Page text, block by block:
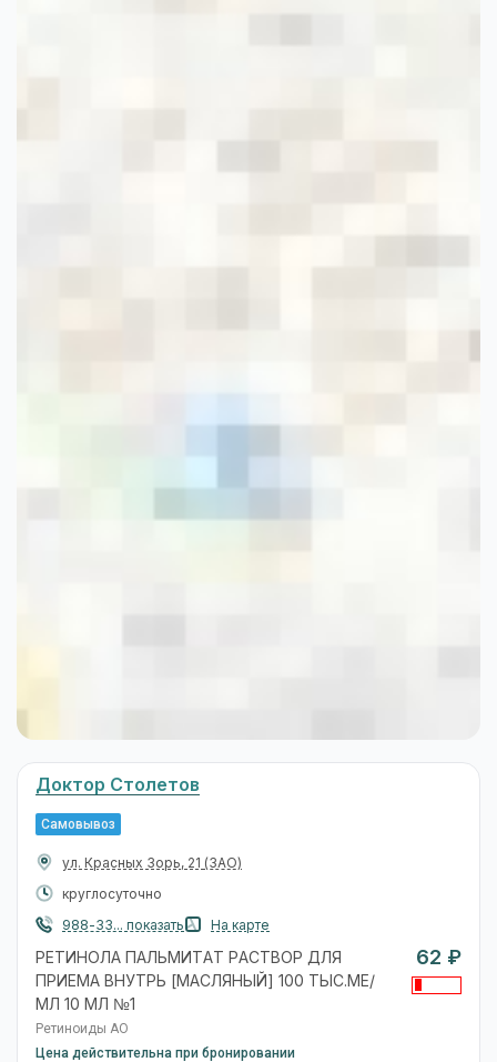
Доктор Столетов
Самовывоз
ул. Красных Зорь, 21 (ЗАО)
круглосуточно
988-33... показать
На карте
РЕТИНОЛА ПАЛЬМИТАТ РАСТВОР ДЛЯ
ПРИЕМА ВНУТРЬ [МАСЛЯНЫЙ] 100 ТЫС.МЕ/
МЛ 10 МЛ №1
Ретиноиды АО
Цена действительна при бронировании
62 ₽